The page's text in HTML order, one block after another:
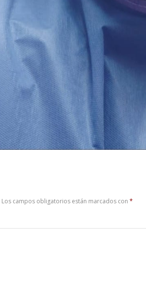
Los campos obligatorios están marcados con *